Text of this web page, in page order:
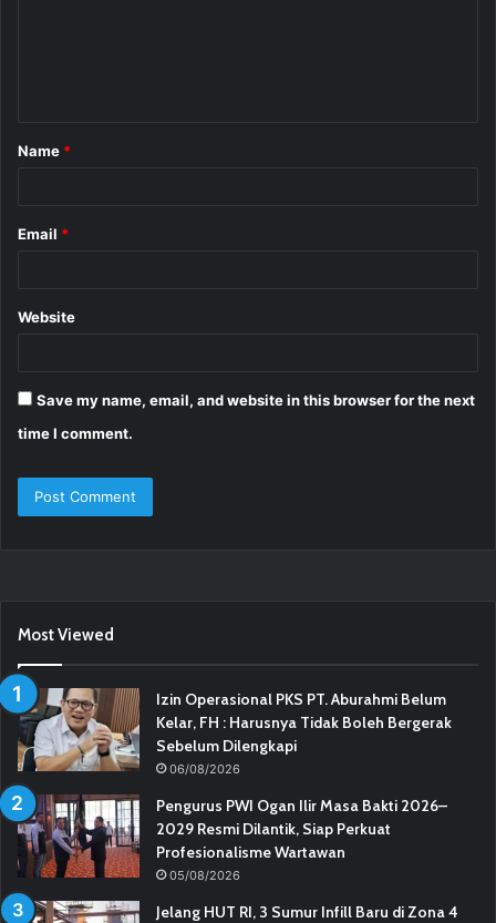
*
Name *
Email *
Website
Save my name, email, and website in this browser for the next
time I comment.
Most Viewed
Izin Operasional PKS PT. Aburahmi Belum
Kelar, FH : Harusnya Tidak Boleh Bergerak
Sebelum Dilengkapi
06/08/2026
Pengurus PWI Ogan Ilir Masa Bakti 2026–
2029 Resmi Dilantik, Siap Perkuat
Profesionalisme Wartawan
05/08/2026
Jelang HUT RI, 3 Sumur Infill Baru di Zona 4